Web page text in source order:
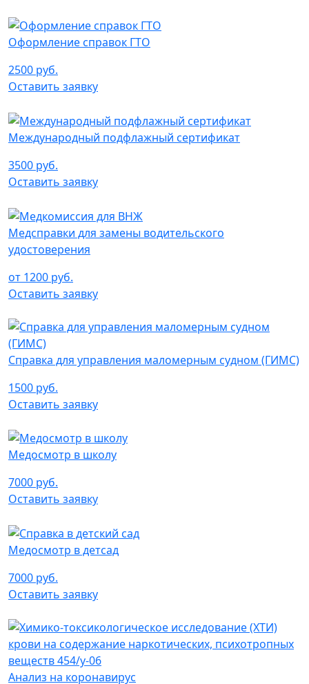
Оформление справок ГТО
2500 руб.
Оставить заявку
Международный подфлажный сертификат
3500 руб.
Оставить заявку
Медсправки для замены водительского
удостоверения
от 1200 руб.
Оставить заявку
Справка для управления маломерным судном (ГИМС)
1500 руб.
Оставить заявку
Медосмотр в школу
7000 руб.
Оставить заявку
Медосмотр в детсад
7000 руб.
Оставить заявку
Анализ на коронавирус